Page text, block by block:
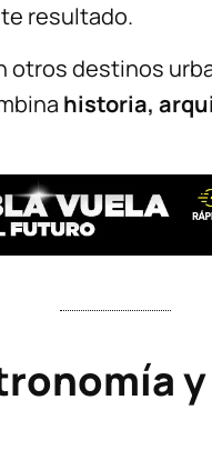
resultado.
otros destinos
historia,